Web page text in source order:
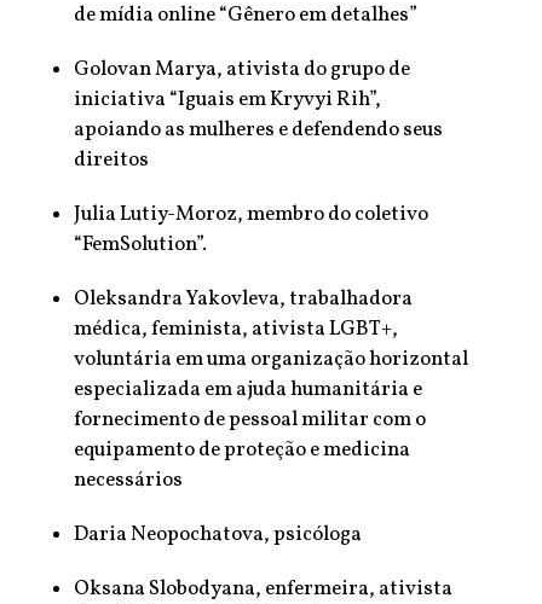
de mídia online “Gênero em detalhes”
Golovan Marya, ativista do grupo de
iniciativa “Iguais em Kryvyi Rih”,
apoiando as mulheres e defendendo seus
direitos
Julia Lutiy-Moroz, membro do coletivo
“FemSolution”.
Oleksandra Yakovleva, trabalhadora
médica, feminista, ativista LGBT+,
voluntária em uma organização horizontal
especializada em ajuda humanitária e
fornecimento de pessoal militar com o
equipamento de proteção e medicina
necessários
Daria Neopochatova, psicóloga
Oksana Slobodyana, enfermeira, ativista